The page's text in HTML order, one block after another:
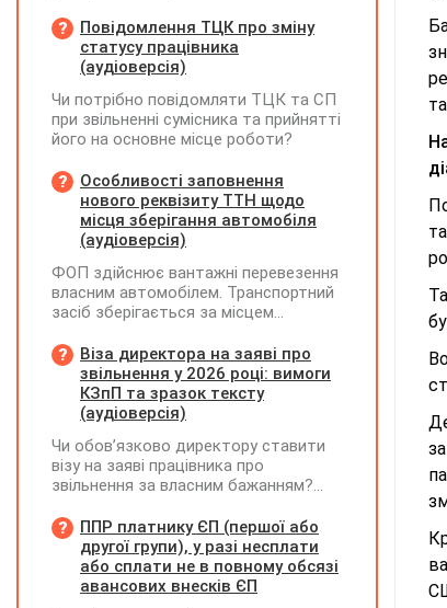
Повідомлення ТЦК про зміну
статусу працівника
(аудіоверсія)
Чи потрібно повідомляти ТЦК та СП
при звільненні сумісника та прийнятті
його на основне місце роботи?
Особливості заповнення
нового реквізиту ТТН щодо
місця зберігання автомобіля
(аудіоверсія)
ФОП здійснює вантажні перевезення
власним автомобілем. Транспортний
засіб зберігається за місцем
договір оренди гаража чи стоянки
відсутній. Яку адресу слід зазначати
у новому реквізиті ТТН «Місце, де
зберігається автомобіль»? Чи є
на місце стоянки?
Віза директора на заяві про
звільнення у 2026 році: вимоги
КЗпП та зразок тексту
(аудіоверсія)
Чи обов’язково директору ставити
візу на заяві працівника про
звільнення за власним бажанням?
згідно з нормами КЗпП?
ППР платнику ЄП (першої або
другої групи), у разі несплати
або сплати не в повному обсязі
авансових внесків ЄП